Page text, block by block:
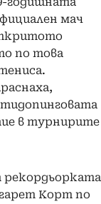
мач
по това
в турнирите
рекордьорката
Корт по